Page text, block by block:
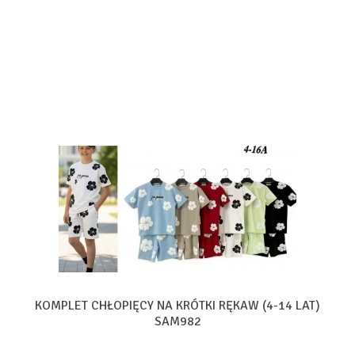
KOMPLET CHŁOPIĘCY NA KRÓTKI RĘKAW (4-14 LAT)
SAM982